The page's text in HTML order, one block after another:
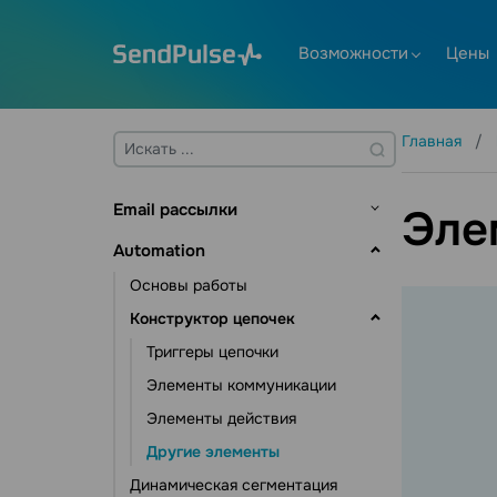
Возможности Цены
Email рассылки
Основы работы
Адресные книги и контакты
Управление контактами
Управление данными контактов
Инструменты подписки
Создание шаблона
Отправка рассылки
Email валидатор
Дополнительные возможности
Статистика и аналитика
Automation
Основы работы
Конструктор цепочек
Триггеры цепочки
Элементы коммуникации
Элементы действия
Другие элементы
Динамическая сегментация
Главная